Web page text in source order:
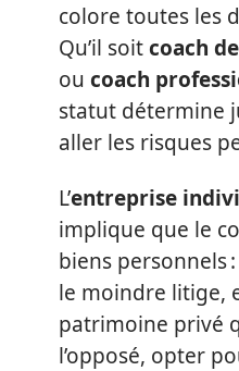
colore toutes les
Qu’il soitcoach
ou coach
statut détermine
aller les risques
L’entreprise
implique que le
biens personnels
le moindre litige,
patrimoine privé
l’opposé, opter